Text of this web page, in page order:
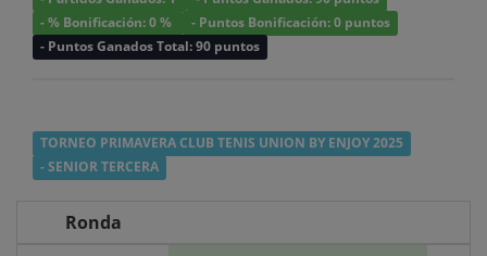
- % Bonificación: 0 %
- Puntos Bonificación: 0 puntos
- Puntos Ganados Total: 90 puntos
TORNEO PRIMAVERA CLUB TENIS UNION BY ENJOY 2025
- SENIOR TERCERA
Ronda